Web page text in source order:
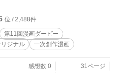
位 / 2,488件
第11回漫画ダービー
リジナル 一次創作漫画
感想数 0
31ページ